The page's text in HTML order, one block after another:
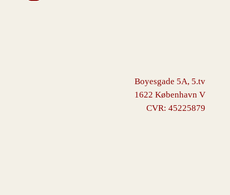
Boyesgade 5A, 5.tv
1622 København V
CVR: 45225879